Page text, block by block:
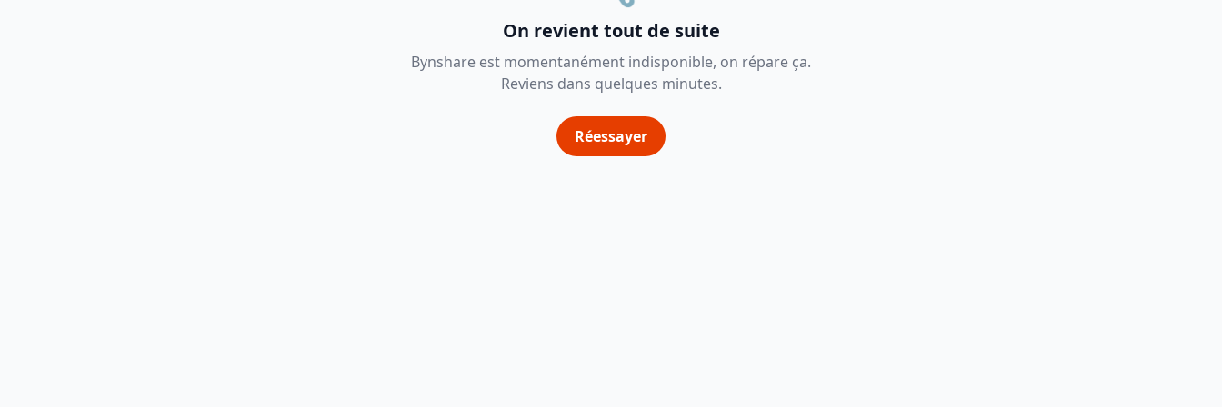
On revient tout de suite
Bynshare est momentanément indisponible, on répare ça.
Reviens dans quelques minutes.
Réessayer